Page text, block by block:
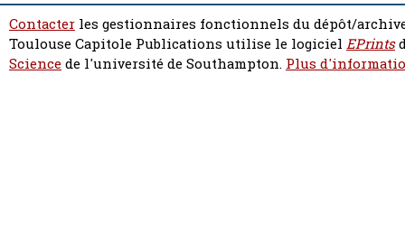
Contacter les gestionnaires fonctionnels du dépôt/
Toulouse Capitole Publications utilise le logiciel EPrints
Sciencede l'université de Southampton. Plus